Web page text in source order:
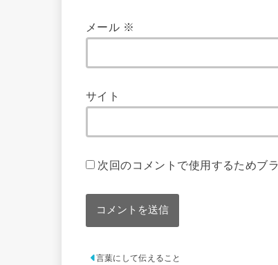
メール ※
サイト
次回のコメントで使用するためブ
言葉にして伝えること